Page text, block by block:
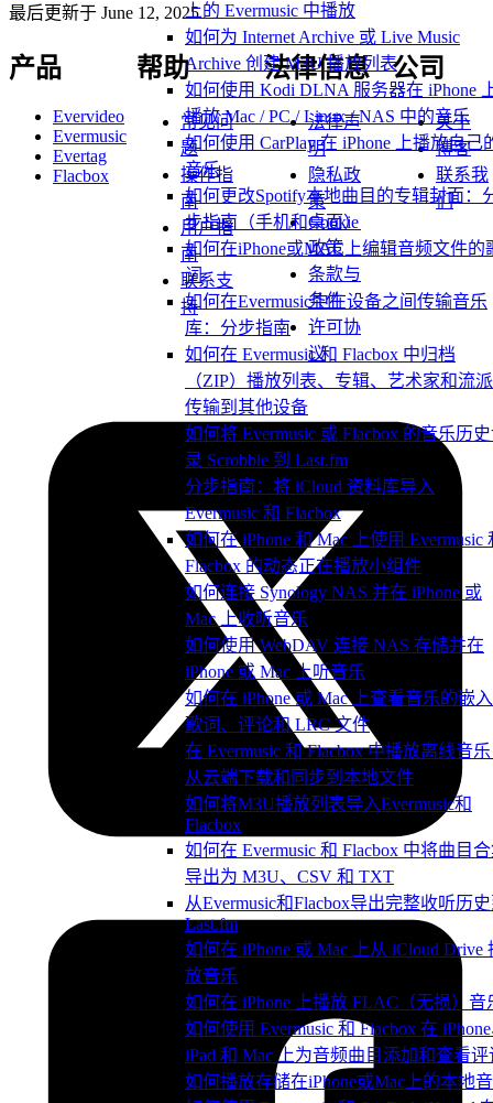
上的 Evermusic 中播放
如何为 Internet Archive 或 Live Music
Archive 创建 M3U 播放列表
如何使用 Kodi DLNA 服务器在 iPhone
播放 Mac / PC / Linux / NAS 中的音乐
如何使用 CarPlay 在 iPhone 上播放自己
音乐
如何更改Spotify本地曲目的专辑封面：
步指南（手机和桌面）
如何在iPhone或MAC上编辑音频文件的
词
如何在Evermusic中在设备之间传输音乐
库：分步指南
如何在 Evermusic 和 Flacbox 中归档
（ZIP）播放列表、专辑、艺术家和流
传输到其他设备
如何将 Evermusic 或 Flacbox 的音乐历
录 Scrobble 到 Last.fm
分步指南：将 iCloud 资料库导入
Evermusic 和 Flacbox
如何在 iPhone 和 Mac 上使用 Evermusic
Flacbox 的动态正在播放小组件
如何连接 Synology NAS 并在 iPhone 或
Mac 上收听音乐
如何使用 WebDAV 连接 NAS 存储并在
iPhone 或 Mac 上听音乐
如何在 iPhone 或 Mac 上查看音乐的嵌
歌词、评论和 LRC 文件
在 Evermusic 和 Flacbox 中播放离线音
从云端下载和同步到本地文件
如何将M3U播放列表导入Evermusic和
Flacbox
如何在 Evermusic 和 Flacbox 中将曲目
导出为 M3U、CSV 和 TXT
从Evermusic和Flacbox导出完整收听历
Last.fm
如何在 iPhone 或 Mac 上从 iCloud Drive
放音乐
如何在 iPhone 上播放 FLAC（无损）音
如何使用 Evermusic 和 Flacbox 在
iPad 和 Mac 上为音频曲目添加和查看评
如何播放存储在iPhone或Mac上的本地
最后更新于 June 12, 2025
产品
Evervideo
Evermusic
Evertag
Flacbox
帮助
常见问
题
操作指
南
用户指
南
联系支
持
法律信息
法律声
明
隐私政
策
Cookie
政策
条款与
条件
许可协
议
公司
关于
博客
联系我
们